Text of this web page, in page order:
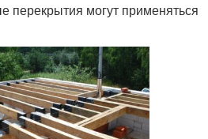
перекрытия могут применяться